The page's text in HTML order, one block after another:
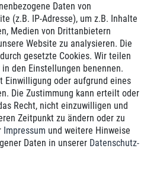
nächsten Werktag
Versand
mit Garantie
96160*
Daten von
(z.B. IP-Adresse), um z.B. Inhalte
Medien von Drittanbietern
Website zu analysieren. Die
gesetzte Cookies. Wir teilen
den Einstellungen benennen.
Einwilligung oder aufgrund eines
Die Zustimmung kann erteilt oder
Recht, nicht einzuwilligen und
Zeitpunkt zu ändern oder zu
Impressum und weitere Hinweise
Daten in unserer Daten­schutz­